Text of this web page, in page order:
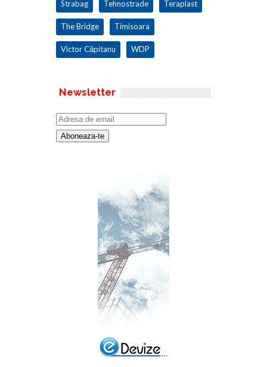
Strabag Tehnostrade Teraplast
The Bridge Timisoara
Victor Căpitanu WDP
Newsletter